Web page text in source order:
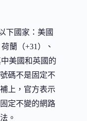
下國家：美國
蘭（+31）、
美國和英國的
碼不是固定不
上，官方表示
定不變的網路
。